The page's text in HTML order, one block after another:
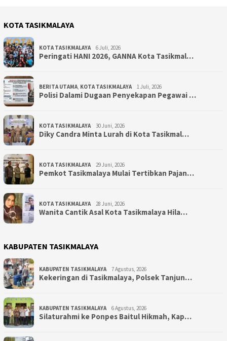
KOTA TASIKMALAYA
KOTA TASIKMALAYA 6 Juli, 2026
Peringati HANI 2026, GANNA Kota Tasikmal…
BERITA UTAMA KOTA TASIKMALAYA 1 Juli, 2026
Polisi Dalami Dugaan Penyekapan Pegawai …
KOTA TASIKMALAYA 30 Juni, 2026
Diky Candra Minta Lurah di Kota Tasikmal…
KOTA TASIKMALAYA 29 Juni, 2026
Pemkot Tasikmalaya Mulai Tertibkan Pajan…
KOTA TASIKMALAYA 28 Juni, 2026
Wanita Cantik Asal Kota Tasikmalaya Hila…
KABUPATEN TASIKMALAYA
KABUPATEN TASIKMALAYA 7 Agustus, 2026
Kekeringan di Tasikmalaya, Polsek Tanjun…
KABUPATEN TASIKMALAYA 6 Agustus, 2026
Silaturahmi ke Ponpes Baitul Hikmah, Kap…